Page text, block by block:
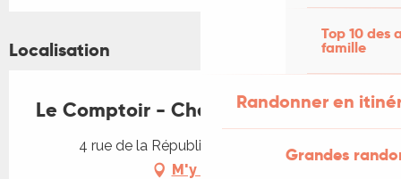
Top 10 des
famille
Randonner en
Grandes
Localisation
Le Comptoir - Chez "L"
4 rue de la République, 46100 Figeac
M'y rendre